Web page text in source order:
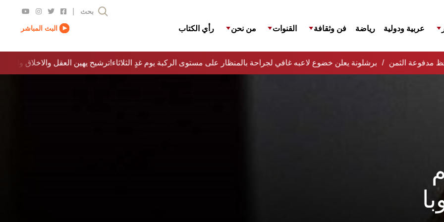
عربية ودولية رياضة فن وثقافة القنوات من نحن رأي الكتاب
بحث
البث المباشر
ترشيح يهين العقل والاخلاق والدولة…؟!برشلونة يعلن خضوع لاعبه غافي لجراحة بالمنظار على مستوى الركبة يوم غدٍ الثلاثاء مدفوعة الثمن